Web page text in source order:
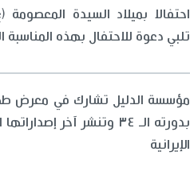
احتفالا بميلاد السيدة
تلبي دعوة للاحتفال بهذه المناسبة
مؤسسة الدليل تشارك في معرض
بدورته الـ ٣٤ وتنشر آخر
الإيرانية